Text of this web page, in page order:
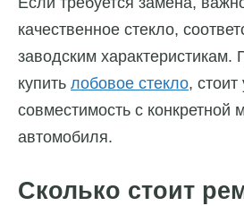
качественное стекло,
заводским
купить лобовое стекло, стоит
совместимость с конкретной
автомобиля.
Сколько стоит